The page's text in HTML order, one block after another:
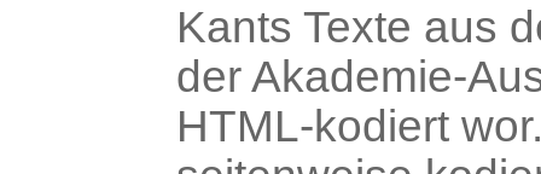
Kants Texte aus
der Akademie-
HTML-kodiert